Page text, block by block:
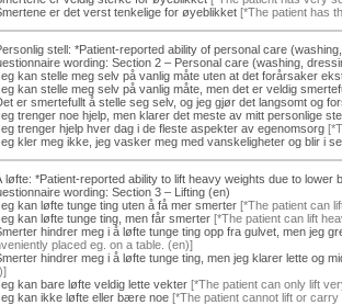
er det verst tenkelige for øyeblikket [*The patient has
stell: *Patient-reported ability of personal care
wording: Section 2 – Personal care (washing,
kan stelle meg selv på vanlig måte uten at det forårsaker
kan stelle meg selv på vanlig måte, men det er veldig
er smertefullt å stelle seg selv, og jeg gjør det langsomt og
trenger noe hjelp, men klarer det meste av mitt personlige
trenger hjelp hver dag i de fleste aspekter av egenomsorg
kler meg ikke, jeg vasker meg med vanskeligheter og blir i
løfte: *Patient-reported ability to lift heavy weights due to lower
wording: Section 3 – Lifting (en)
kan løfte tunge ting uten å få mer smerter [*The patient can
kan løfte tunge ting, men får smerter [*The patient can lift
hindrer meg i å løfte tunge ting opp fra gulvet, men jeg
placed eg. on a table. (en)]
hindrer meg i å løfte tunge ting, men jeg klarer lette og
kan bare løfte veldig lette vekter [*The patient can only lift
kan ikke løfte eller bære noe [*The patient cannot lift or